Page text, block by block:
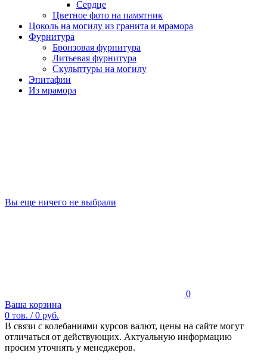
Сердце
Цветное фото на памятник
Цоколь на могилу из гранита и мрамора
Фурнитура
Бронзовая фурнитура
Литьевая фурнитура
Скульптуры на могилу
Эпитафии
Из мрамора
Вы еще ничего не выбрали
0
Ваша корзина
0 тов. /0 руб.
В связи с колебаниями курсов валют, цены на сайте могут
отличаться от действующих. Актуальную информацию
просим уточнять у менеджеров.